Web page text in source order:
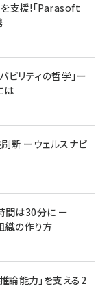
支援!「Parasoft
ビリティの哲学」ー
は
新 ーウェルスナビ
間は30分に ー
織の作り方
論能力」を支える2